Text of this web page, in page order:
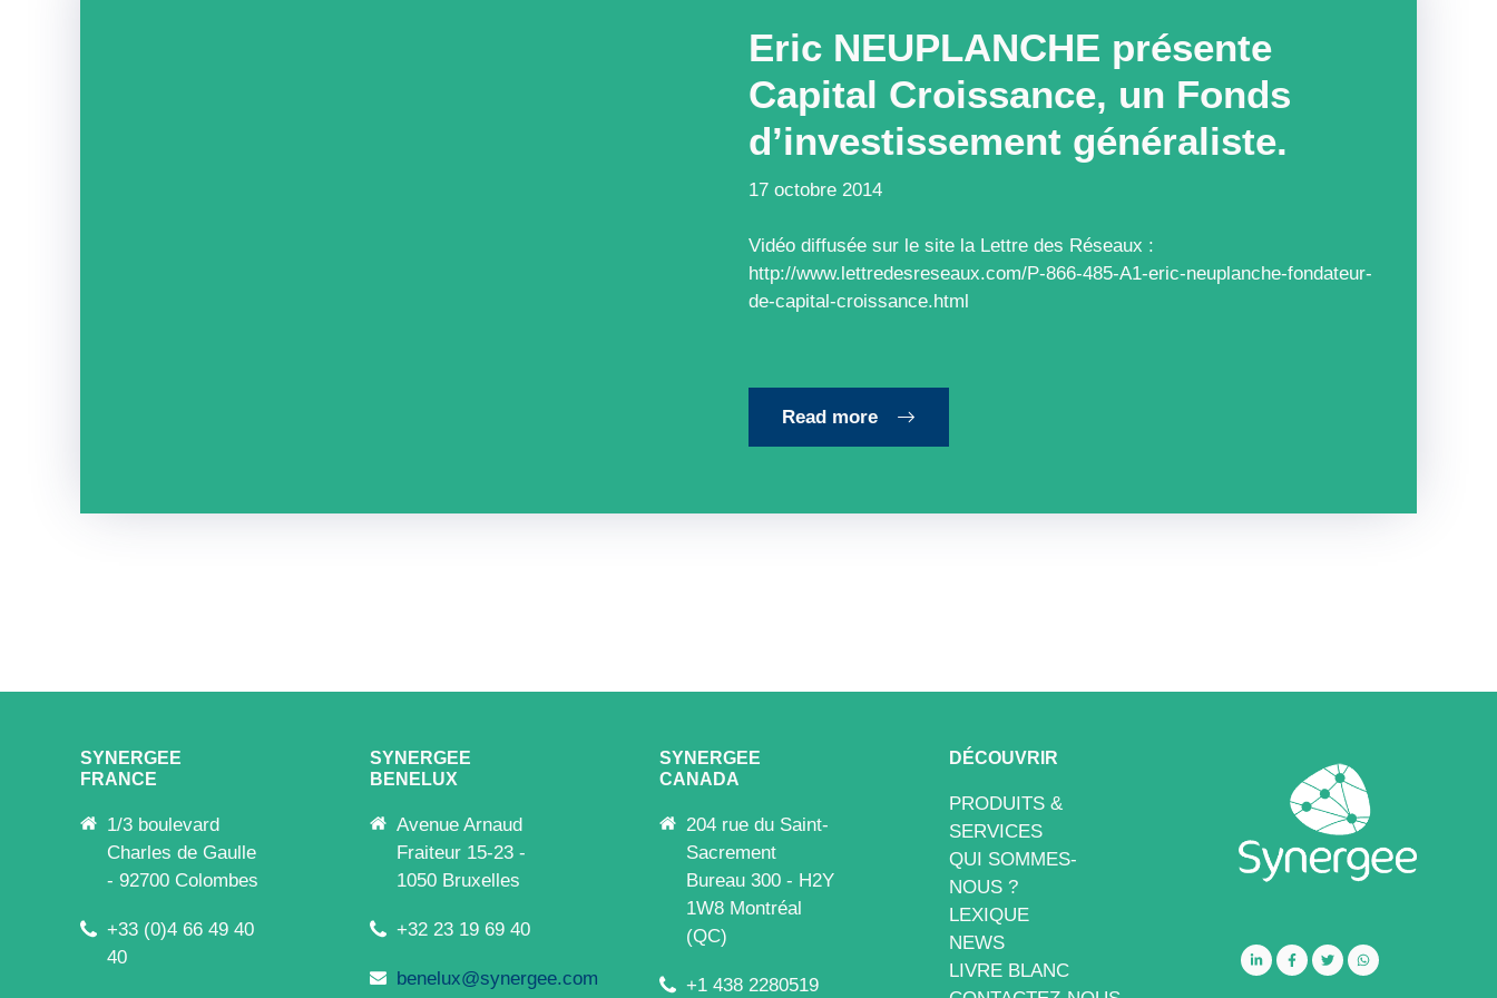
Eric NEUPLANCHE présente
Capital Croissance, un Fonds
d’investissement généraliste.
17 octobre 2014
Vidéo diffusée sur le site la Lettre des Réseaux :
http://www.lettredesreseaux.com/P-866-485-A1-eric-neuplanche-fondateur-
de-capital-croissance.html
Read more
SYNERGEE
FRANCE
1/3 boulevard
Charles de Gaulle
- 92700 Colombes
+33 (0)4 66 49 40
40
SYNERGEE
BENELUX
Avenue Arnaud
Fraiteur 15-23 -
1050 Bruxelles
+32 23 19 69 40
benelux@synergee.com
SYNERGEE
CANADA
204 rue du Saint-
Sacrement
Bureau 300 - H2Y
1W8 Montréal
(QC)
+1 438 2280519
DÉCOUVRIR
PRODUITS &
SERVICES
QUI SOMMES-
NOUS ?
LEXIQUE
NEWS
LIVRE BLANC